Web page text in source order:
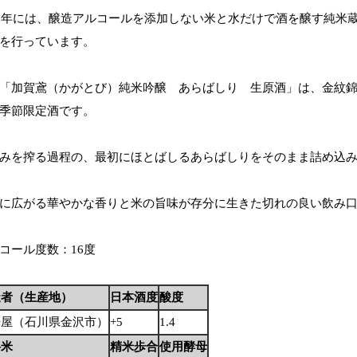
には、醸造アルコールを添加しない米と水だけで酒を醸す純米
行っています。
加賀鳶（かがとび）純米吟醸 あらばしり 生原酒」は、金紋
節限定酒です。
を搾る過程の、最初にほとばしるあらばしりをそのまま詰め込
広がる華やかな香りと米の旨味が存分に生きた切れの良い飲み
ール度数：16度
（生産地） 日本酒度酸度
（石川県金沢市）
+5
1.4
精米歩合使用酵母